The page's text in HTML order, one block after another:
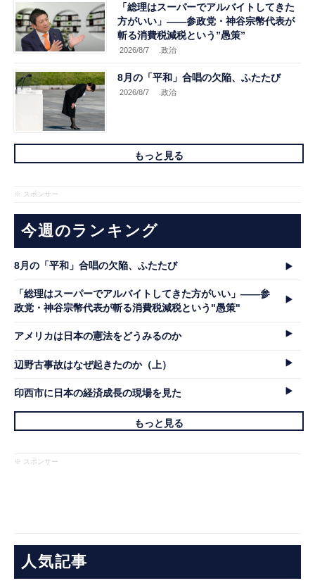
「総理はスーパーでアルバイトしてきた
方がいい」――参政党・神谷宗幣代表が
斬る消費税減税という”愚策”
2026/8/7 .政治
8月の「平和」合唱の欠陥、ふたたび
2026/8/7 .政治
もっと見る
※ スポンサー
今週のランキング
8月の「平和」合唱の欠陥、ふたたび
「総理はスーパーでアルバイトしてきた方がいい」――参
政党・神谷宗幣代表が斬る消費税減税という"愚策"
アメリカは日本の憲法をどうみるのか
辺野古事故はなぜ起きたのか（上）
印西市に日本の経済成長の現場を見た
もっと見る
※ スポンサー
人気記事